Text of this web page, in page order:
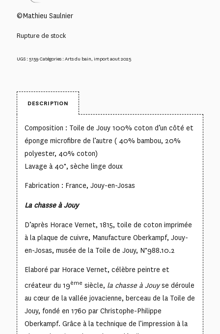
©Mathieu Saulnier
Rupture de stock
UGS : 5159 Catégories :Arts du bain, import aout 2025
DESCRIPTION
Composition : Toile de Jouy 100% coton d’un côté et
éponge microfibre de l’autre ( 40% bambou, 20%
polyester, 40% coton)
Lavage à 40°, sèche linge doux
Fabrication : France, Jouy-en-Josas
La chasse à Jouy
D’après Horace Vernet, 1815, toile de coton imprimée
à la plaque de cuivre, Manufacture Oberkampf, Jouy-
en-Josas, musée de la Toile de Jouy, N°988.10.2
Elaboré par Horace Vernet, célèbre peintre et
créateur du 19ème siècle, la chasse à Jouyse déroule
au cœur de la vallée jovacienne, berceau de la Toile de
Jouy, fondé en 1760 par Christophe-Philippe
Oberkampf. Grâce à la technique de l’impression à la